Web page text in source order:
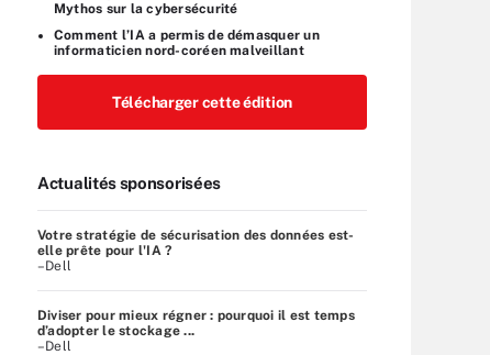
Mythos sur la cybersécurité
Comment l’IA a permis de démasquer un
informaticien nord-coréen malveillant
Télécharger cette édition
Actualités sponsorisées
Votre stratégie de sécurisation des données est-
elle prête pour l'IA ?
–Dell
Diviser pour mieux régner : pourquoi il est temps
d’adopter le stockage ...
–Dell